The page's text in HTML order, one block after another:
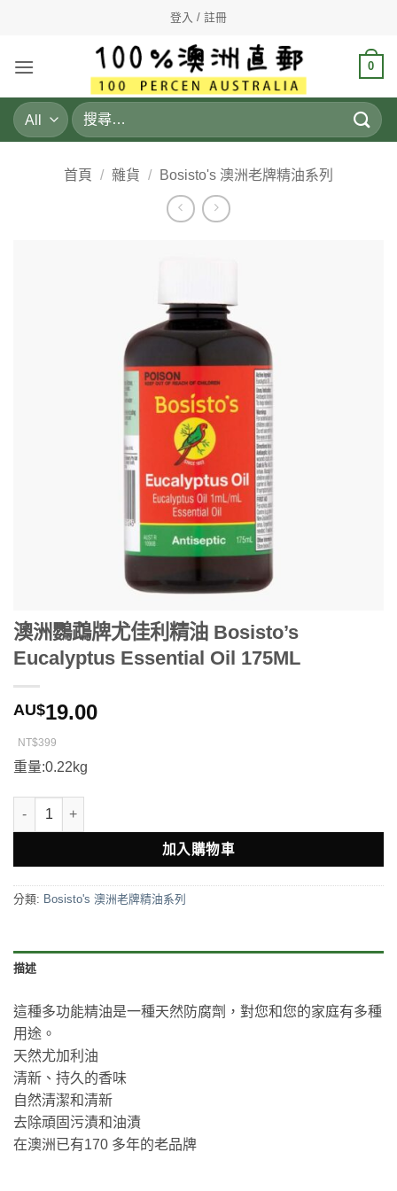
登入 / 註冊
0
搜
尋
鍵
首頁 / 雜貨 / Bosisto's 澳洲老牌精油系列
澳洲鸚鵡牌尤佳利精油 Bosisto’s
Eucalyptus Essential Oil 175ML
AU$19.00
NT$399
重量:0.22kg
澳洲鸚鵡牌尤佳利精油 Bosisto's Eucalyptus Essential Oil 175ML
加入購物車
分類: Bosisto's 澳洲老牌精油系列
描述
這種多功能精油是一種天然防腐劑，對您和您的家庭有多種
用途。
天然尤加利油
清新、持久的香味
自然清潔和清新
去除頑固污漬和油漬
在澳洲已有170 多年的老品牌